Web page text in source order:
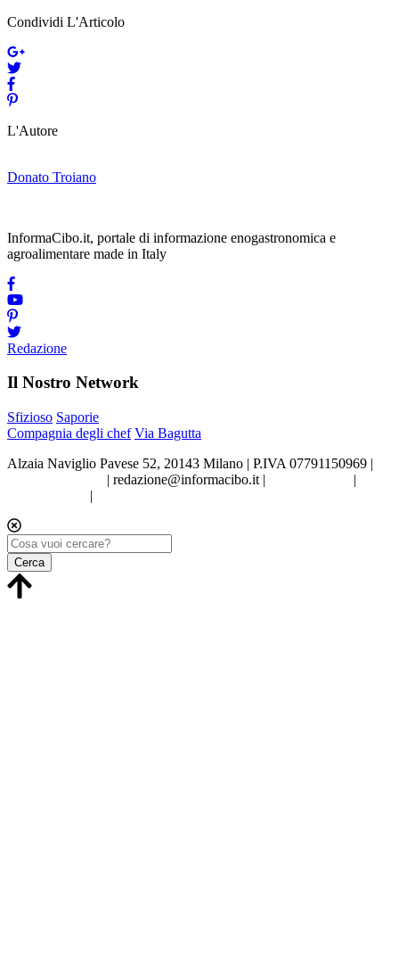
Condividi L'Articolo
L'Autore
Donato Troiano
InformaCibo.it, portale di informazione enogastronomica e
agroalimentare made in Italy
Redazione
Il Nostro Network
Sfizioso Saporie
Compagnia degli chef Via Bagutta
Alzaia Naviglio Pavese 52, 20143 Milano | P.IVA 07791150969 |
| redazione@informacibo.it |
|
|
Cerca